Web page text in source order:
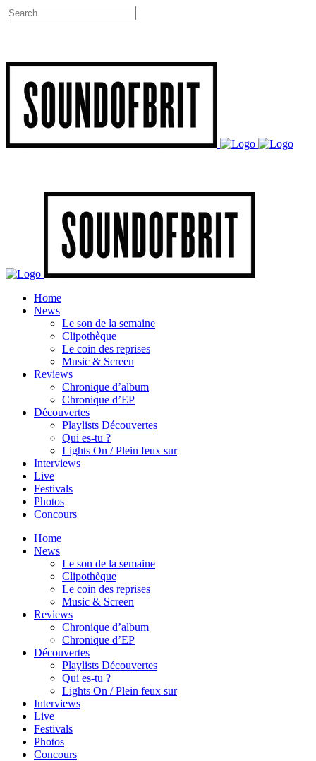
Home
News
Le son de la semaine
Clipothèque
Le coin des reprises
Music & Screen
Reviews
Chronique d’album
Chronique d’EP
Découvertes
Playlists Découvertes
Qui es-tu ?
Lights On / Plein feux sur
Interviews
Live
Festivals
Photos
Concours
Home
News
Le son de la semaine
Clipothèque
Le coin des reprises
Music & Screen
Reviews
Chronique d’album
Chronique d’EP
Découvertes
Playlists Découvertes
Qui es-tu ?
Lights On / Plein feux sur
Interviews
Live
Festivals
Photos
Concours